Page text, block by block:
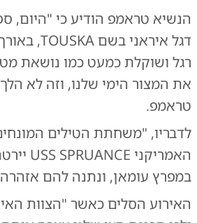
הנשיא טראמפ הודיע כי "היום,
רגל ושוקלת כמעט כמו נושאת
את המצור הימי שלנו, וזה לא
טראמפ.
לדבריו, "משחתת הטילים
במפרץ עומאן, ונתנה להם אזהרה
​האירוע הסלים כאשר "הצוות